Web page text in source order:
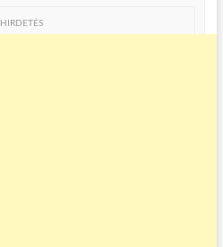
HIRDETÉS